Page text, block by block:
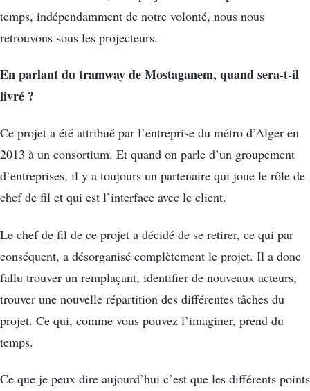
temps, indépendamment de notre volonté, nous nous
retrouvons sous les projecteurs.
En parlant du tramway de Mostaganem, quand sera-t-il
livré ?
Ce projet a été attribué par l’entreprise du métro d’Alger en
2013 à un consortium. Et quand on parle d’un groupement
d’entreprises, il y a toujours un partenaire qui joue le rôle de
chef de fil et qui est l’interface avec le client.
Le chef de fil de ce projet a décidé de se retirer, ce qui par
conséquent, a désorganisé complètement le projet. Il a donc
fallu trouver un remplaçant, identifier de nouveaux acteurs,
trouver une nouvelle répartition des différentes tâches du
projet. Ce qui, comme vous pouvez l’imaginer, prend du
temps.
Ce que je peux dire aujourd’hui c’est que les différents points